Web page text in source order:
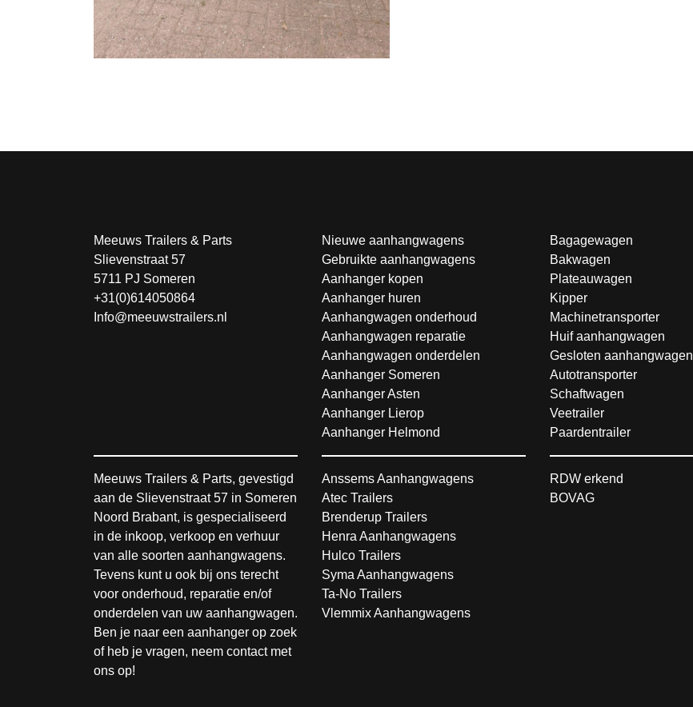
Meeuws Trailers & Parts
Slievenstraat 57
5711 PJ Someren
+31(0)614050864
Info@meeuwstrailers.nl
Nieuwe aanhangwagens
Gebruikte aanhangwagens
Aanhanger kopen
Aanhanger huren
Aanhangwagen onderhoud
Aanhangwagen reparatie
Aanhangwagen onderdelen
Aanhanger Someren
Aanhanger Asten
Aanhanger Lierop
Aanhanger Helmond
Bagagewagen
Bakwagen
Plateauwagen
Kipper
Machinetransporter
Huif aanhangwagen
Gesloten aanhangwagen
Autotransporter
Schaftwagen
Veetrailer
Paardentrailer
Meeuws Trailers & Parts, gevestigd
aan de Slievenstraat 57 in Someren
Noord Brabant, is gespecialiseerd
in de inkoop, verkoop en verhuur
van alle soorten aanhangwagens.
Tevens kunt u ook bij ons terecht
voor onderhoud, reparatie en/of
onderdelen van uw aanhangwagen.
Ben je naar een aanhanger op zoek
of heb je vragen, neem contact met
ons op!
Anssems Aanhangwagens
Atec Trailers
Brenderup Trailers
Henra Aanhangwagens
Hulco Trailers
Syma Aanhangwagens
Ta-No Trailers
Vlemmix Aanhangwagens
RDW erkend
BOVAG